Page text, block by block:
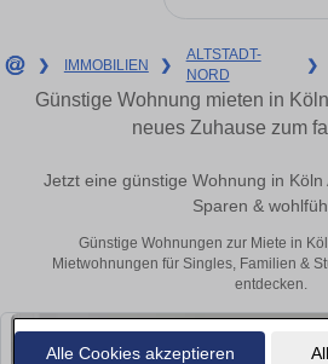
Alle Cookies akzeptieren
❯ IMMOBILIEN ❯
ALTSTADT-
NORD
❯
Günstige Wohnung mieten in
neues Zuhause zum
Jetzt eine günstige Wohnung in
Sparen &
Günstige Wohnungen zur Miete in
Mietwohnungen für Singles, Familien &
entdecken.